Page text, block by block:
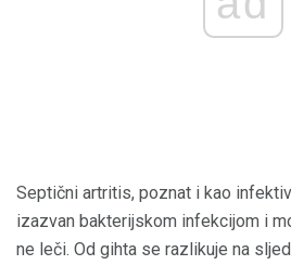
Septični artritis, poznat i kao
izazvan bakterijskom infekcijom i
ne leči. Od gihta se razlikuje na